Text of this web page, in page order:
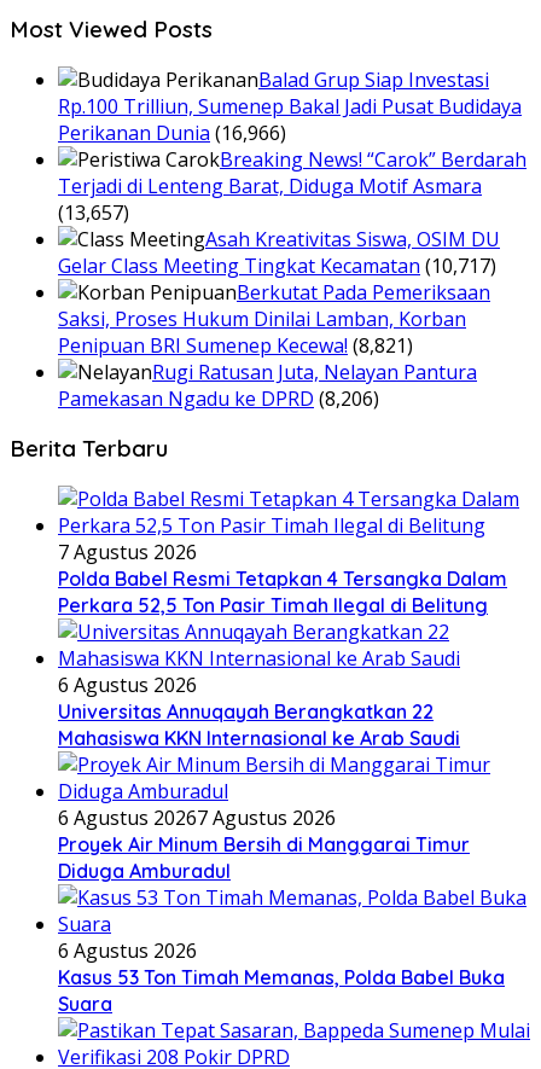
Most Viewed Posts
Balad Grup Siap Investasi
Rp.100 Trilliun, Sumenep Bakal Jadi Pusat Budidaya
Perikanan Dunia (16,966)
Breaking News! “Carok” Berdarah
Terjadi di Lenteng Barat, Diduga Motif Asmara
(13,657)
Asah Kreativitas Siswa, OSIM DU
Gelar Class Meeting Tingkat Kecamatan (10,717)
Berkutat Pada Pemeriksaan
Saksi, Proses Hukum Dinilai Lamban, Korban
Penipuan BRI Sumenep Kecewa! (8,821)
Rugi Ratusan Juta, Nelayan Pantura
Pamekasan Ngadu ke DPRD (8,206)
Berita Terbaru
7 Agustus 2026
Polda Babel Resmi Tetapkan 4 Tersangka Dalam
Perkara 52,5 Ton Pasir Timah Ilegal di Belitung
6 Agustus 2026
Universitas Annuqayah Berangkatkan 22
Mahasiswa KKN Internasional ke Arab Saudi
6 Agustus 20267 Agustus 2026
Proyek Air Minum Bersih di Manggarai Timur
Diduga Amburadul
6 Agustus 2026
Kasus 53 Ton Timah Memanas, Polda Babel Buka
Suara